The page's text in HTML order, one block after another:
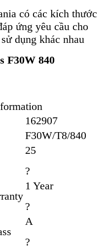
có các kích thước
ứng yêu cầu cho
dụng khác nhau
F30W 840
162907
F30W/T8/840
25
?
1 Year
?
A
?